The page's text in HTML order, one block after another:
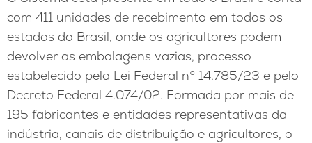
com 411 unidades de recebimento em todos os
estados do Brasil, onde os agricultores podem
devolver as embalagens vazias, processo
estabelecido pela Lei Federal nº 14.785/23 e pelo
Decreto Federal 4.074/02. Formada por mais de
195 fabricantes e entidades representativas da
indústria, canais de distribuição e agricultores, o